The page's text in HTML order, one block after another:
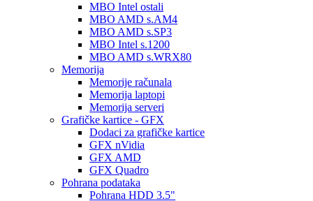
MBO Intel ostali
MBO AMD s.AM4
MBO AMD s.SP3
MBO Intel s.1200
MBO AMD s.WRX80
Memorija
Memorije računala
Memorija laptopi
Memorija serveri
Grafičke kartice - GFX
Dodaci za grafičke kartice
GFX nVidia
GFX AMD
GFX Quadro
Pohrana podataka
Pohrana HDD 3.5"